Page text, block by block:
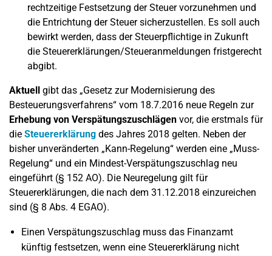
rechtzeitige Festsetzung der Steuer vorzunehmen und
die Entrichtung der Steuer sicherzustellen. Es soll auch
bewirkt werden, dass der Steuerpflichtige in Zukunft
die Steuererklärungen/Steueranmeldungen fristgerecht
abgibt.
Aktuell gibt das „Gesetz zur Modernisierung des
Besteuerungsverfahrens“ vom 18.7.2016 neue Regeln zur
Erhebung von Verspätungszuschlägen vor, die erstmals für
die Steuererklärung des Jahres 2018 gelten. Neben der
bisher unveränderten „Kann-Regelung“ werden eine „Muss-
Regelung“ und ein Mindest-Verspätungszuschlag neu
eingeführt (§ 152 AO). Die Neuregelung gilt für
Steuererklärungen, die nach dem 31.12.2018 einzureichen
sind (§ 8 Abs. 4 EGAO).
Einen Verspätungszuschlag muss das Finanzamt
künftig festsetzen, wenn eine Steuererklärung nicht